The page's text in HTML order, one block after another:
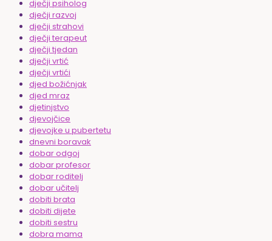
dječji psiholog
dječji razvoj
dječji strahovi
dječji terapeut
dječji tjedan
dječji vrtić
dječji vrtići
djed božićnjak
djed mraz
djetinjstvo
djevojčice
djevojke u pubertetu
dnevni boravak
dobar odgoj
dobar profesor
dobar roditelj
dobar učitelj
dobiti brata
dobiti dijete
dobiti sestru
dobra mama